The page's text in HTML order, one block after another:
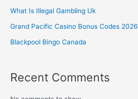
What Is Illegal Gambling Uk
Grand Pacific Casino Bonus Codes 2026
Blackpool Bingo Canada
Recent Comments